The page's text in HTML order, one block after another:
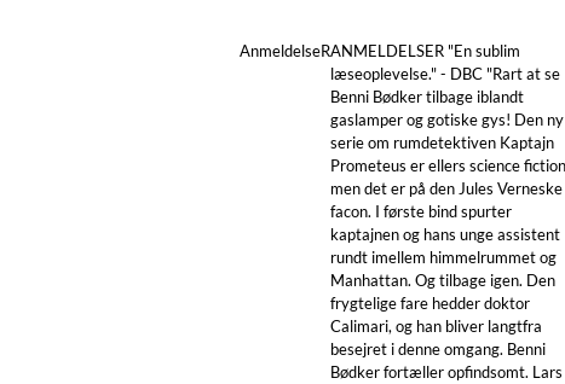
AnmeldelseRANMELDELSER "En sublim
læseoplevelse." - DBC "Rart at se
Benni Bødker tilbage iblandt
gaslamper og gotiske gys! Den ny
serie om rumdetektiven Kaptajn
Prometeus er ellers science
men det er på den Jules Verneske
facon. I første bind spurter
kaptajnen og hans unge assistent
rundt imellem himmelrummet og
Manhattan. Og tilbage igen. Den
frygtelige fare hedder doktor
Calimari, og han bliver langtfra
besejret i denne omgang. Benni
Bødker fortæller opfindsomt. Lars